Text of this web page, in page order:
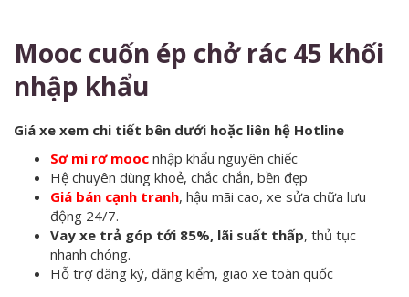
Mooc cuốn ép chở rác 45 khối
nhập khẩu
Giá xe xem chi tiết bên dưới hoặc liên hệ Hotline
Sơ mi rơ mooc nhập khẩu nguyên chiếc
Hệ chuyên dùng khoẻ, chắc chắn, bền đẹp
Giá bán cạnh tranh, hậu mãi cao, xe sửa chữa lưu
động 24/7.
Vay xe trả góp tới 85%, lãi suất thấp, thủ tục
nhanh chóng.
Hỗ trợ đăng ký, đăng kiểm, giao xe toàn quốc